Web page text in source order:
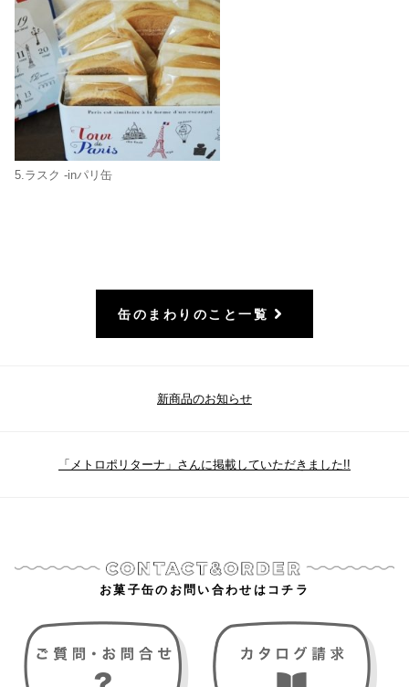
5.ラスク -inパリ缶
缶のまわりのこと一覧
新商品のお知らせ
「メトロポリターナ」さんに掲載していただきました!!
お菓子缶のお問い合わせはコチラ